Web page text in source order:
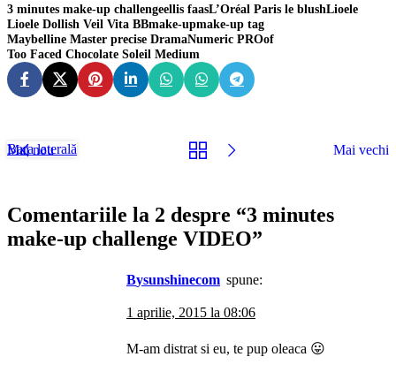
3 minutes make-up challengeellis faasL’Oréal Paris le blushLioele
Lioele Dollish Veil Vita BBmake-upmake-up tag
Maybelline Master precise DramaNumeric PROof
Too Faced Chocolate Soleil Medium
Mai nou Mai vechi
Comentariile la 2 despre “3 minutes
make-up challenge VIDEO”
bysunshinecom spune:
1 aprilie, 2015 la 08:06
M-am distrat si eu, te pup oleaca 😛
Bara laterală